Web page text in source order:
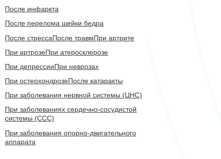
После инфаркта
После перелома шейки бедра
После стрессаПосле травмПри артрите
При артрозеПри атеросклерозе
При депрессииПри неврозах
При остеохондрозеПосле катаракты
При заболевания нервной системы (ЦНС)
При заболеваниях сердечно-сосудистой
системы (CCC)
При заболевания опорно-двигательного
аппарата